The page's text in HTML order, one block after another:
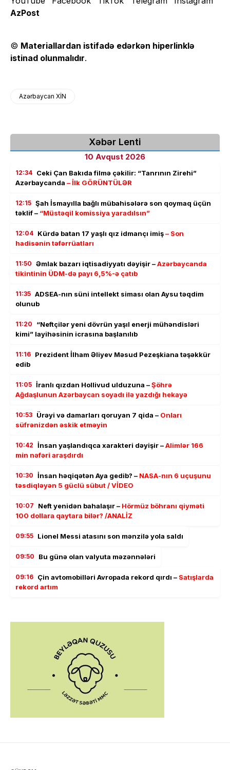
AzPost
© Materiallardan istifadə edərkən hiperlinklə
istinad olunmalıdır.
Azərbaycan XİN
Xəbər Lenti
10 Avqust 2026
12:34 Ceki Çan Bakıda filmə çəkilir: “Tanrının Zirehi”
Azərbaycanda – İlk GÖRÜNTÜLƏR
12:15 Şah İsmayılla bağlı mübahisələrə son qoymaq üçün
təklif – “Müstəqil komissiya yaradılsın”
12:04 Kürdə batan 17 yaşlı qız idmançı imiş– Son
hadisənin təfərrüatları
11:50 Əmlak bazarı iqtisadiyyatı dəyişir –Azərbaycanda
tikintinin ÜDM-də payı 6,5%-ə çatıb
11:35 ADSEA-nın süni intellekt siması olan Aysu təqdim
olunub
11:20
“Neftçilər yeni dövrün yaşıl enerji mühəndisləri
kimi” layihəsinin icrasına başlanılıb
11:16 Prezident İlham Əliyev Məsud Pezeşkiana təşəkkür
edib
11:05 İranlı qızdan Hollivud ulduzuna –Şöhrə
Ağdaşlunun Azərbaycan soyadı ilə yazdığı hekayə
10:53 Ürəyi və damarları qoruyan 7 qida – Onları
süfrənizdən əskik etməyin
10:42 İnsan yaşlandıqca xarakteri dəyişir –Alimlər 166
min nəfəri araşdırdı
10:30 İnsan həqiqətən Aya gedib? – NASA-nın 6 uçuşunu
təsdiqləyən 5 güclü sübut / VİDEO
10:07 Neft yenidən bahalaşır – Hörmüz böhranı qiyməti
100 dollara qaytara bilər? /ANALİZ
09:55 Lionel Messi atasını son mənzilə yola saldı
09:50 Bu günə olan valyuta məzənnələri
09:16 Çin avtomobilləri Avropada rekord qırdı – Satışlarda
rekord artım